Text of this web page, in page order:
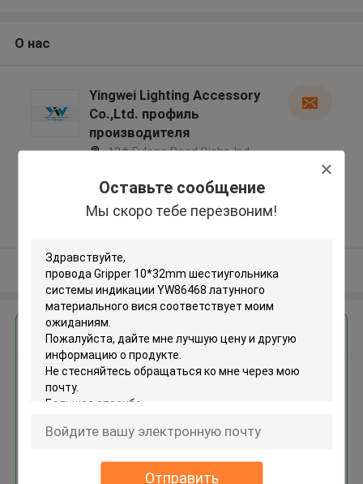
Оставьте сообщение
Мы скоро тебе перезвоним!
Отправить
О нас
Yingwei Lighting Accessory
Co.,Ltd. профиль
производителя
12# Fulong Road,Qisha Ind.
Guangdong, China ,КИТАЙ
5.0
Осмотрите больше
Получить лучшую цену для
провода Gripper 10*32mm
шестиугольника системы
материального вися